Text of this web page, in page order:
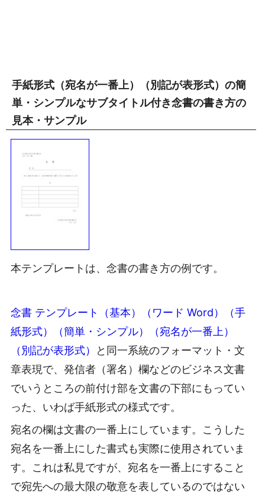
手紙形式（宛名が一番上）（別記が表形式）の簡
単・シンプルなサブタイトル付き念書の書き方の
見本・サンプル
本テンプレートは、念書の書き方の例です。
念書 テンプレート（基本）（ワード Word）（手
紙形式）（簡単・シンプル）（宛名が一番上）
（別記が表形式）
と同一系統のフォーマット・文
章表現で、発信者（署名）欄などのビジネス文書
でいうところの前付け部を文書の下部にもってい
った、いわば手紙形式の様式です。
宛名の欄は文書の一番上にしています。こうした
宛名を一番上にした書式も実際に使用されていま
す。これは私見ですが、宛名を一番上にすること
で宛先への最大限の敬意を表しているのではない